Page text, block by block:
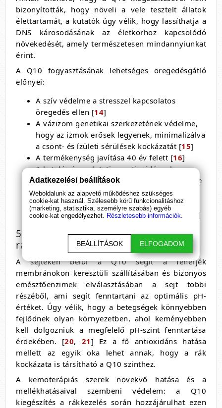
bizonyították, hogy növeli a vele tesztelt állatok
élettartamát, a kutatók úgy vélik, hogy lassíthatja a
DNS károsodásának az életkorhoz kapcsolódó
növekedését, amely természetesen mindannyiunkat
érint.
A Q10 fogyasztásának lehetséges öregedésgátló
előnyei:
A szív védelme a stresszel kapcsolatos
öregedés ellen [14]
A vázizom genetikai szerkezetének védelme,
hogy az izmok erősek legyenek, minimalizálva
a csont- és ízületi sérülések kockázatát [15]
A termékenység javítása 40 év felett [16]
A kataláz és a glutation antioxidánsok
fokozott aktivitása a sejtmembránok védelme
érdekében a szabadgyök okozta károsodása
ellen [17,18]
Csökkent UV-károsodás (helyi krémként) [
]
5. Segít az optimális pH-szintben és a
rák leküzdésében
A sejteken belül a Q10 segít a fehérjék
membránokon keresztüli szállításában és bizonyos
emésztőenzimek elválasztásában a sejt többi
részéből, ami segít fenntartani az optimális pH-
értéket. Úgy vélik, hogy a betegségek könnyebben
fejlődnek olyan környezetben, ahol keményebben
kell dolgozniuk a megfelelő pH-szint fenntartása
érdekében. [20, 21] Ez a fő antioxidáns hatása
mellett az egyik oka lehet annak, hogy a rák
kockázata is társítható a Q10 szinthez.
A kemoterápiás szerek növekvő hatása és a
mellékhatásaival szembeni védelem: a Q10
kiegészítés a rákkezelés során hozzájárulhat ezen
Adatkezelési beállítások
Weboldalunk az alapvető működéshez szükséges
cookie-kat használ. Szélesebb körű funkcionalitáshoz
(marketing, statisztika, személyre szabás) egyéb
cookie-kat engedélyezhet. Részletesebb információk.
BEÁLLÍTÁSOK ELFOGADOM